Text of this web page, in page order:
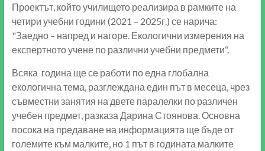
Проектът, който училището реализира в рамките на
четири учебни години (2021 – 2025г.) се нарича:
"Заедно – напред и нагоре. Екологични измерения на
експертното учене по различни учебни предмети“.
Всяка година ще се работи по една глобална
екологична тема, разглеждана един път в месеца, чрез
съвместни занятия на двете паралелки по различен
учебен предмет, разказа Дарина Стоянова. Основна
посока на предаване на информацията ще бъде от
големите към малките, но 1 път в годината малките